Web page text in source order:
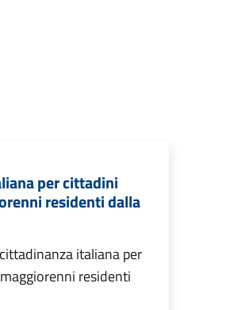
per cittadini
residenti dalla
italiana per
residenti